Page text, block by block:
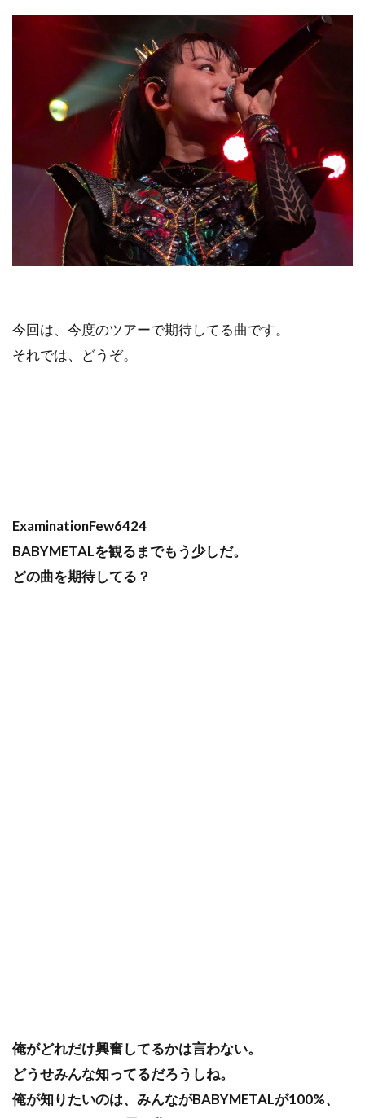
今回は、今度のツアーで期待してる曲です。
それでは、どうぞ。
ExaminationFew6424
BABYMETALを観るまでもう少しだ。
どの曲を期待してる？
俺がどれだけ興奮してるかは言わない。
どうせみんな知ってるだろうしね。
俺が知りたいのは、みんながBABYMETALが100%、